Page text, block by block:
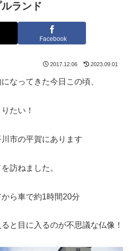
ランド
Facebook
2017.12.06 2023.09.01
なってきた今日この頃、
たい！
市の平賀にあります
訪ねました。
ら車で約1時間20分
と目に入るのが不思議な仏像！